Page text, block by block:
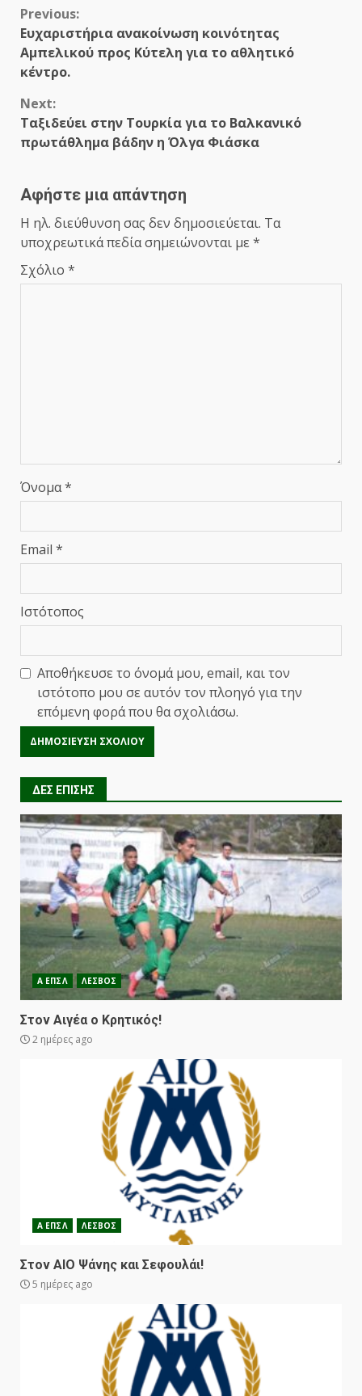
Continue
Reading
Previous:
Ευχαριστήρια ανακοίνωση κοινότητας
Αμπελικού προς Κύτελη για το αθλητικό
κέντρο.
Next:
Ταξιδεύει στην Τουρκία για το Βαλκανικό
πρωτάθλημα βάδην η Όλγα Φιάσκα
Αφήστε μια απάντηση
Η ηλ. διεύθυνση σας δεν δημοσιεύεται. Τα
υποχρεωτικά πεδία σημειώνονται με *
Σχόλιο *
Όνομα*
Email *
Ιστότοπος
Αποθήκευσε το όνομά μου, email, και τον
ιστότοπο μου σε αυτόν τον πλοηγό για την
επόμενη φορά που θα σχολιάσω.
ΔΕΣ ΕΠΙΣΗΣ
Α ΕΠΣΛ ΛΕΣΒΟΣ
Στον Αιγέα ο Κρητικός!
2 ημέρες ago
Α ΕΠΣΛ ΛΕΣΒΟΣ
Στον ΑΙΟ Ψάνης και Σεφουλάι!
5 ημέρες ago